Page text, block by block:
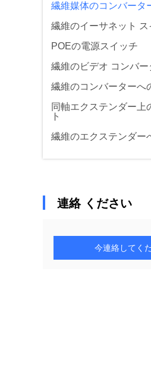
繊維媒体のコンバータ
繊維のイーサネット ス
POEの電源スイッチ
繊維のビデオ コンバー
繊維のコンバーターへ
同軸エクステンダー上
ト
繊維のエクステンダー
連絡 ください
今連絡してく